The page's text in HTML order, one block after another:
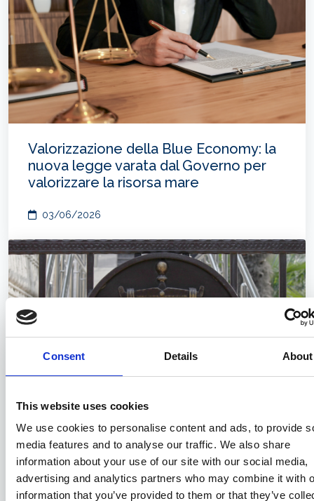
Consent Details About
This website uses cookies
We use cookies to personalise content and ads, to provide
media features and to analyse our traffic. We also share
information about your use of our site with our social media,
advertising and analytics partners who may combine it with
information that you’ve provided to them or that they’ve
Valorizzazione della Blue Economy: la
nuova legge varata dal Governo per
valorizzare la risorsa mare
03/06/2026
Esenzione IVA, imbarcazioni da diporto
e trasferimento di residenza
29/05/2026